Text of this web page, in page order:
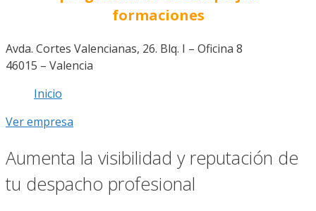
formaciones
Avda. Cortes Valencianas, 26. Blq. I – Oficina 8
46015 – Valencia
Inicio
Ver empresa
Aumenta la visibilidad y reputación de
tu despacho profesional